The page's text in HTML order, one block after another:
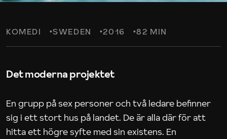
KOMEDI SWEDEN 2016 82 MIN
Det moderna projektet
En grupp på sex personer och två ledare befinner
sig i ett stort hus på landet. De är alla där för att
hitta ett högre syfte med sin existens. En